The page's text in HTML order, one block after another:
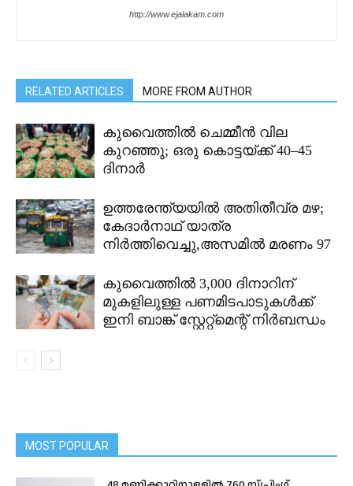
http://www.ejalakam.com
RELATED ARTICLES MORE FROM AUTHOR
കുവൈത്തിൽ ചെമ്മീൻ വില
കുറഞ്ഞു; ഒരു കൊട്ടയ്ക്ക് 40–45
ദിനാർ
ഉത്തരേന്ത്യയിൽ അതിതീവ്ര മഴ;
കേദാർനാഥ് യാത്ര
നിർത്തിവെച്ചു,അസമിൽ മരണം 97
കുവൈത്തിൽ 3,000 ദിനാറിന്
മുകളിലുള്ള പണമിടപാടുകൾക്ക്
ഇനി ബാങ്ക് സ്റ്റേറ്റ്മെന്റ് നിർബന്ധം
MOST POPULAR